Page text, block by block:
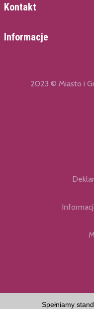
Kontakt
Informacje
2023 © Miasto i
Spełniamy